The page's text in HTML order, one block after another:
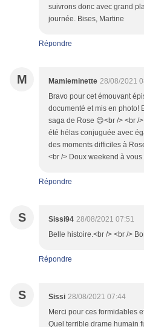
suivrons donc avec grand
journée. Bises, Martine
Répondre
M Mamieminette 28/08/2021
Bravo pour cet émouvant
documenté et mis en photo!
saga de Rose 😊<br /> <br /
été hélas conjuguée avec
des moments difficiles à
<br /> Doux weekend à
Répondre
S Sissi94 28/08/2021 07:51
Belle histoire.<br /> <br />
Répondre
S Sissi 28/08/2021 07:44
Merci pour ces formidables
Quel terrible drame humain